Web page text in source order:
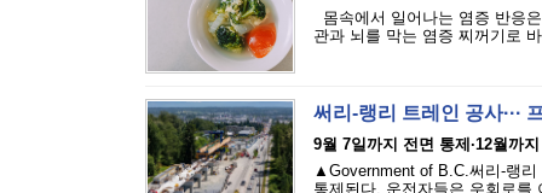
몸속에서 일어나는 염증 반응
관과 뇌를 막는 염증 찌꺼기로
써리-랭리 트레인 공사···
9월 7일까지 전면 통제·12월까
▲Government of B.C.써리-랭
통제된다. 운전자들은 우회로